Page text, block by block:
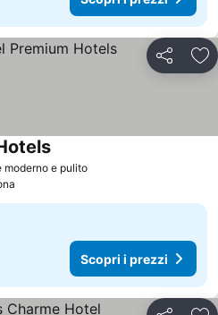
Condividi
moderno e pulito
Scopri i prezzi